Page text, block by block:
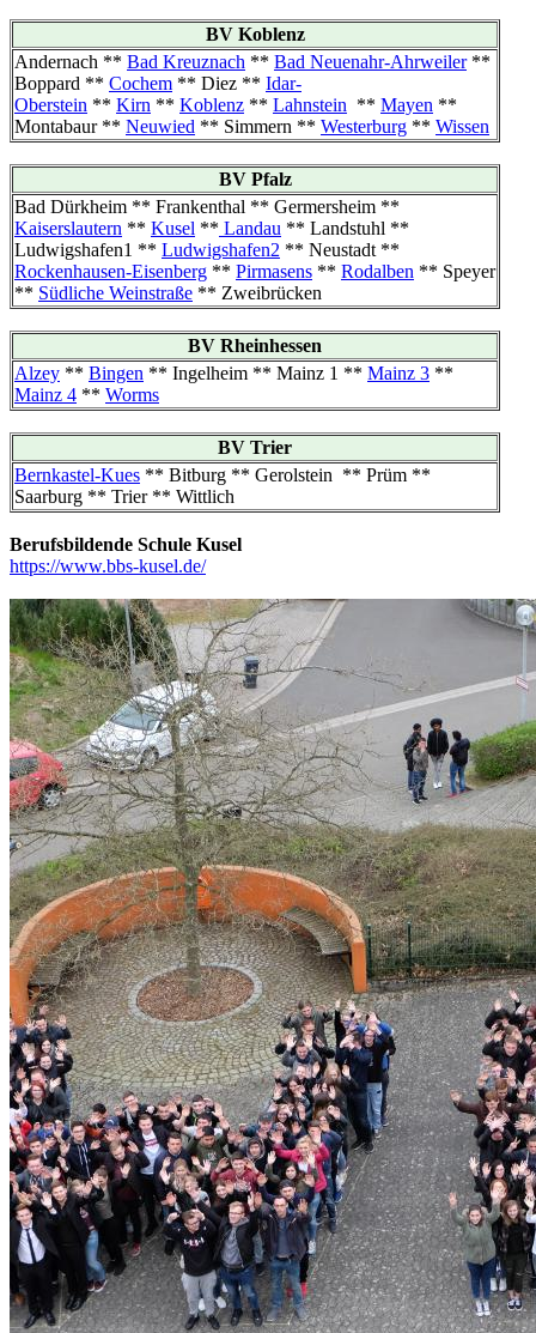
BV Koblenz
Andernach ** Bad Kreuznach ** Bad Neuenahr-Ahrweiler**
Boppard ** Cochem ** Diez ** Idar-
Oberstein ** Kirn ** Koblenz ** Lahnstein ** Mayen **
Montabaur ** Neuwied ** Simmern ** Westerburg ** Wissen
BV Pfalz
Bad Dürkheim ** Frankenthal ** Germersheim **
Kaiserslautern ** Kusel ** Landau ** Landstuhl **
Ludwigshafen1 ** Ludwigshafen2 ** Neustadt **
Rockenhausen-Eisenberg ** Pirmasens ** Rodalben ** Speyer
** Südliche Weinstraße ** Zweibrücken
BV Rheinhessen
Alzey ** Bingen ** Ingelheim ** Mainz 1 ** Mainz 3 **
Mainz 4 ** Worms
BV Trier
Bernkastel-Kues ** Bitburg ** Gerolstein ** Prüm **
Saarburg ** Trier ** Wittlich
Berufsbildende Schule Kusel
https://www.bbs-kusel.de/